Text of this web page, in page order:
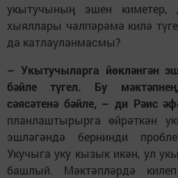
укытучының эшен киметер,
хыяллары чәлпәрәмә килә
да катлауланмасмы?
– Укытучыларга йөкләнгән
бәйле тү­гел. Бу
сәясәтенә бәйле, – ди Рәис
план­лаштырырга өйрәткән
эшләгәндә бернинди
Укучыга уку кызык икән, ул
башлый. Мәктәпләрдә